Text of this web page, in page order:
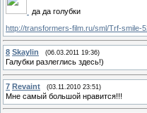
да да голубки
http://transformers-film.ru/sml/Trf-smile-
8 Skaylin (06.03.2011 19:36)
Галубки разлеглись здесь!)
7 Revaint (03.11.2010 23:51)
Мне самый большой нравится!!!